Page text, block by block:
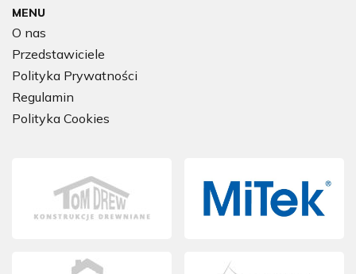
MENU
O nas
Przedstawiciele
Polityka Prywatności
Regulamin
Polityka Cookies